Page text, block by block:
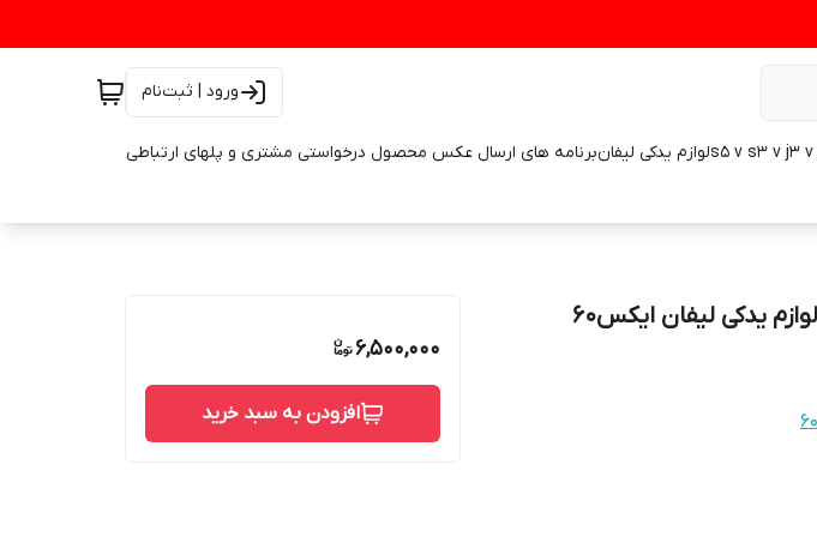
ورود | ثبت‌نام
لوازم یدکی لیفانبرنامه های ارسال عکس محصول درخواستی مشتری و پلهای ارتباطی
6,500,000
افزودن به سبد خرید